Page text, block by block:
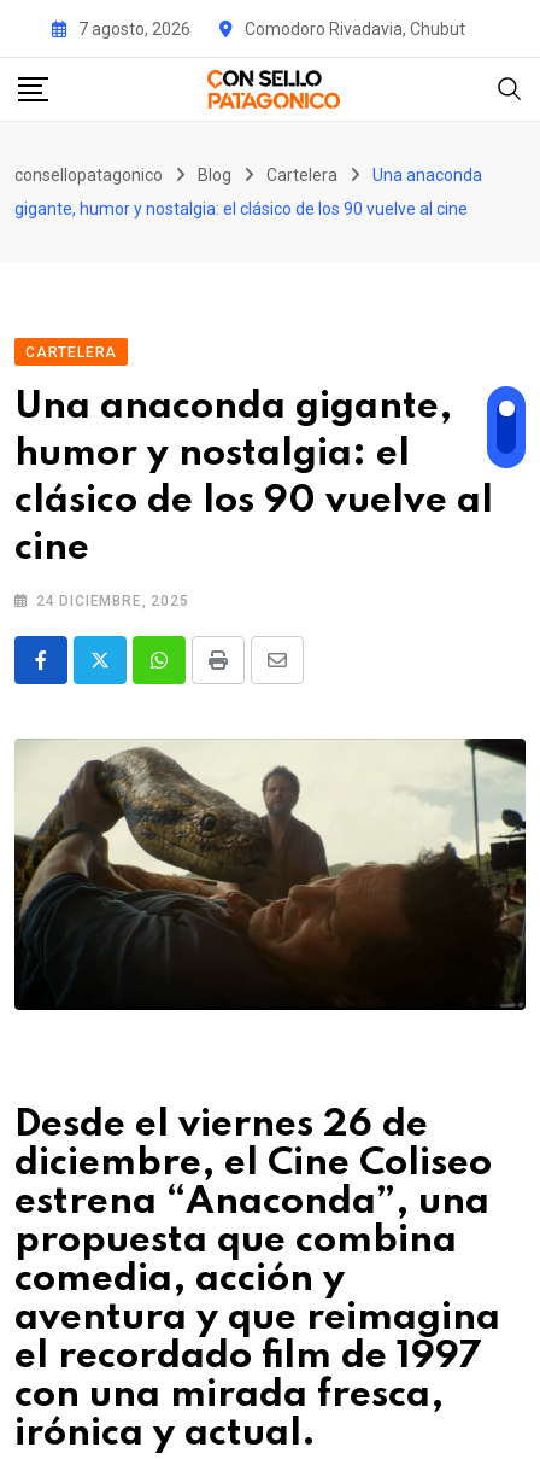
content
7 agosto, 2026 Comodoro Rivadavia, Chubut
consellopatagonico Blog Cartelera
Una anaconda
gigante, humor y nostalgia: el clásico de los 90 vuelve al cine
CARTELERA
Una anaconda gigante,
humor y nostalgia: el
clásico de los 90 vuelve al
cine
24 DICIEMBRE, 2025
WhatsappPrint
Share
Email
Desde el viernes 26 de
diciembre, el Cine Coliseo
estrena “Anaconda”, una
propuesta que combina
comedia, acción y
aventura y que reimagina
el recordado film de 1997
con una mirada fresca,
irónica y actual.